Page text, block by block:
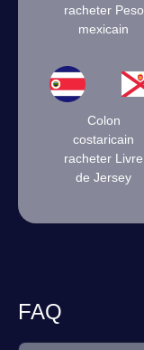
racheter Peso
mexicain
Colon
costaricain
racheter Livre
de Jersey
FAQ